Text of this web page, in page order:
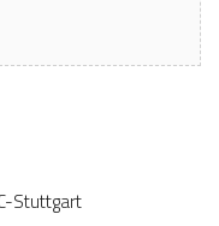
Stuttgart